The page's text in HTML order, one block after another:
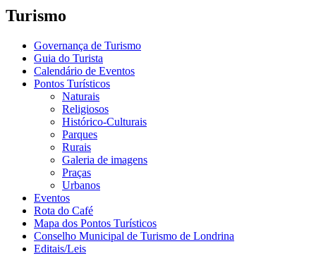
Turismo
Governança de Turismo
Guia do Turista
Calendário de Eventos
Pontos Turísticos
Naturais
Religiosos
Histórico-Culturais
Parques
Rurais
Galeria de imagens
Praças
Urbanos
Eventos
Rota do Café
Mapa dos Pontos Turísticos
Conselho Municipal de Turismo de Londrina
Editais/Leis